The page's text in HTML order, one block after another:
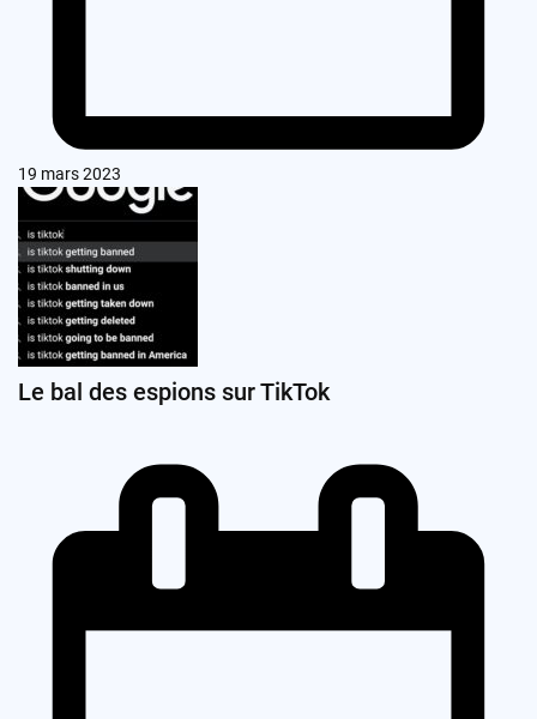
19 mars 2023
Le bal des espions sur TikTok